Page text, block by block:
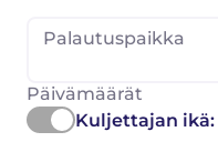
Palautuspaikka
Päivämäärät
Kuljettajan ikä: